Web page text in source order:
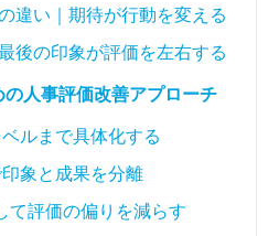
違い｜期待が行動を変える
後の印象が評価を左右する
人事評価改善アプローチ
ルまで具体化する
象と成果を分離
評価の偏りを減らす